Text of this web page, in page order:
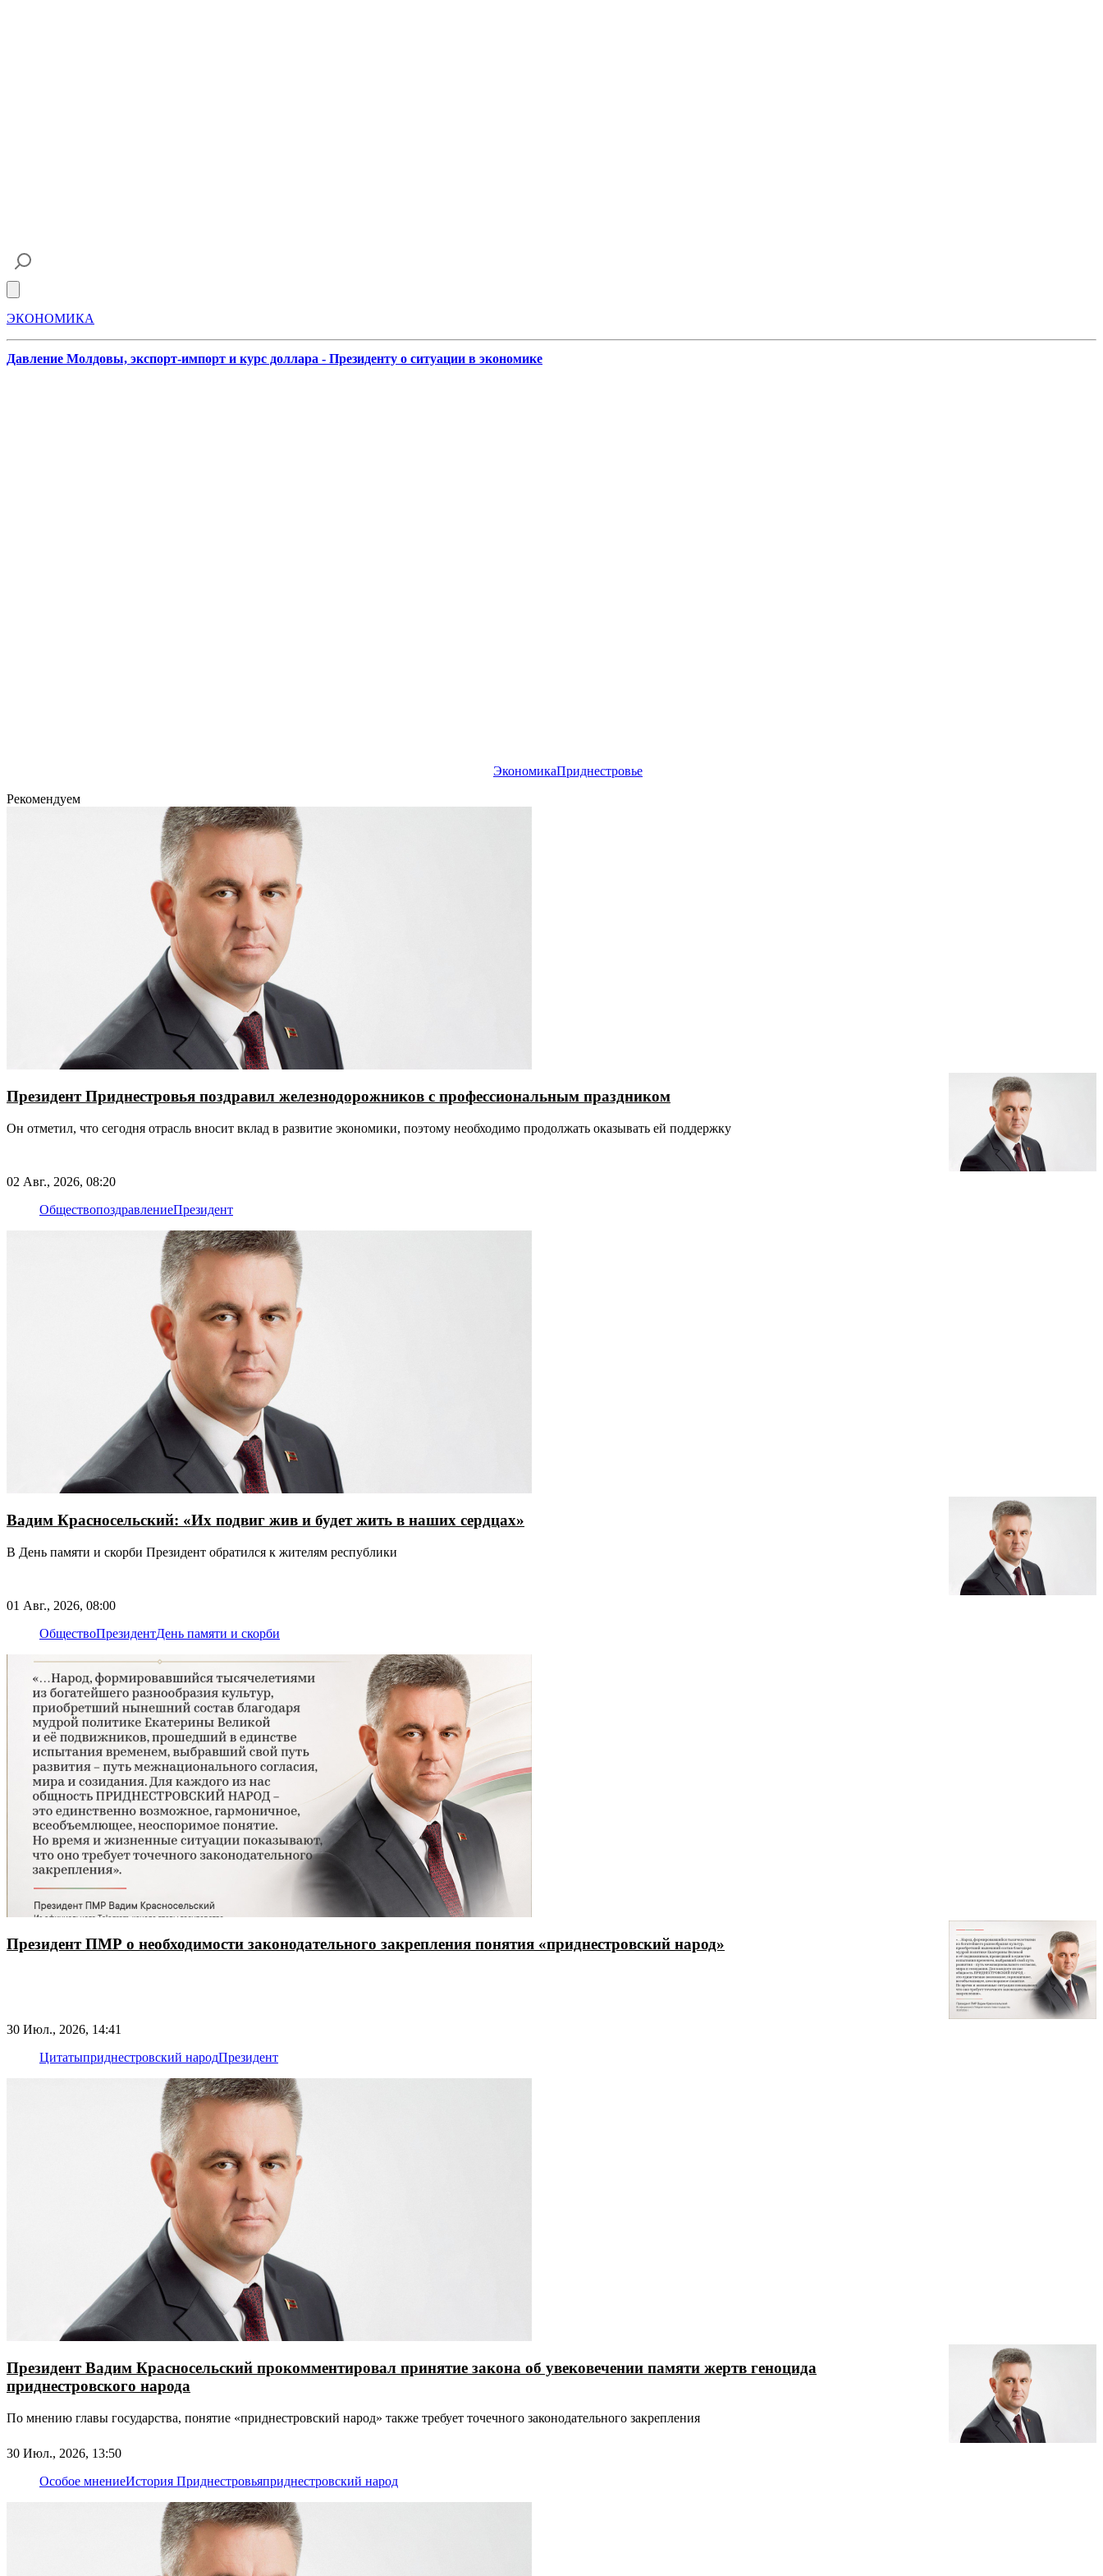
ЭКОНОМИКА
Давление Молдовы, экспорт-импорт и курс доллара - Президенту о ситуации в экономике
ЭкономикаПриднестровье
Рекомендуем
Президент Приднестровья поздравил железнодорожников с профессиональным праздником
Он отметил, что сегодня отрасль вносит вклад в развитие экономики, поэтому необходимо продолжать оказывать ей поддержку
02 Авг., 2026, 08:20
ОбществопоздравлениеПрезидент
Вадим Красносельский: «Их подвиг жив и будет жить в наших сердцах»
В День памяти и скорби Президент обратился к жителям республики
01 Авг., 2026, 08:00
ОбществоПрезидентДень памяти и скорби
Президент ПМР о необходимости законодательного закрепления понятия «приднестровский народ»
30 Июл., 2026, 14:41
Цитатыприднестровский народПрезидент
Президент Вадим Красносельский прокомментировал принятие закона об увековечении памяти жертв геноцида
приднестровского народа
По мнению главы государства, понятие «приднестровский народ» также требует точечного законодательного закрепления
30 Июл., 2026, 13:50
Особое мнениеИстория Приднестровьяприднестровский народ